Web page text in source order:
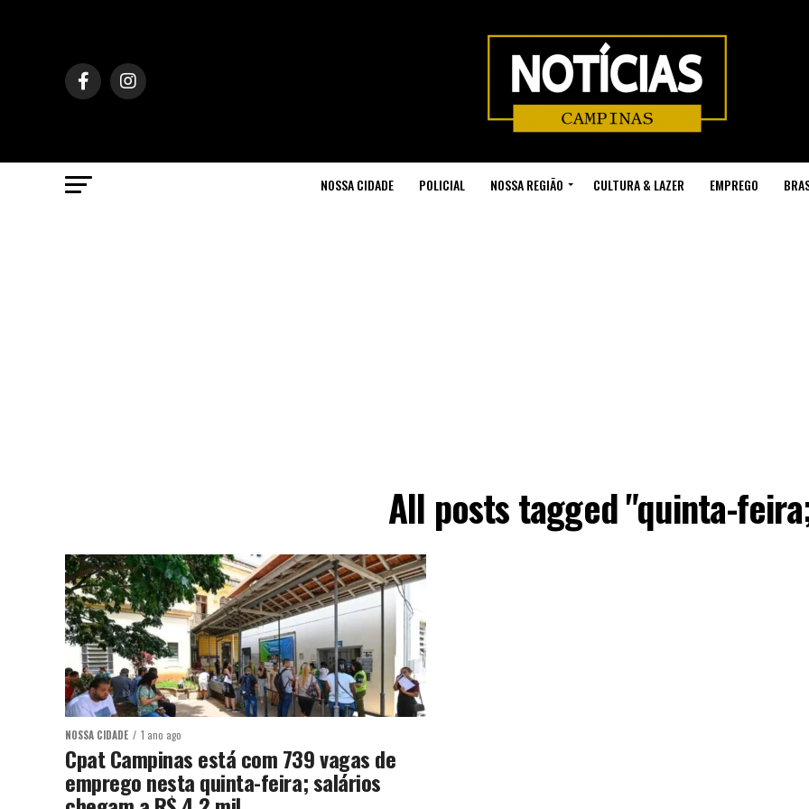
NOSSA CIDADE POLICIAL NOSSA REGIÃO CULTURA & LAZER EMPREGO
All posts tagged "quinta-
NOSSA CIDADE 1 ano ago
Cpat Campinas está com 739 vagas de
emprego nesta quinta-feira; salários